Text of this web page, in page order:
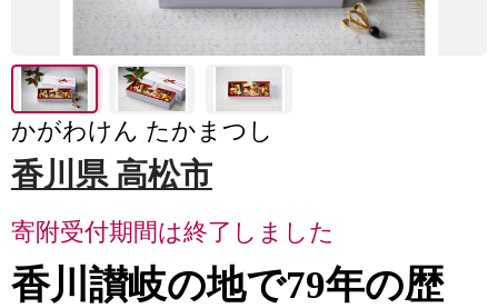
かがわけん たかまつし
香川県 高松市
寄附受付期間は終了しました
香川讃岐の地で79年の歴